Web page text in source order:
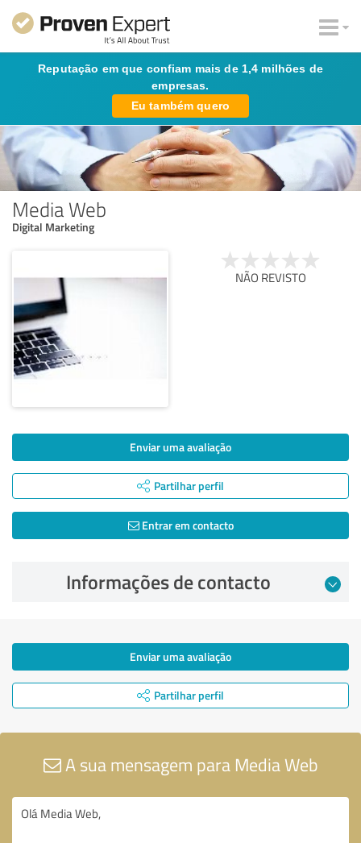
Reputação em que confiam mais de 1,4 milhões de
empresas.
Eu também quero
Media Web
Digital Marketing
NÃO REVISTO
Enviar uma avaliação
Partilhar perfil
Entrar em contacto
Informações de contacto
Enviar uma avaliação
Partilhar perfil
A sua mensagem para Media Web